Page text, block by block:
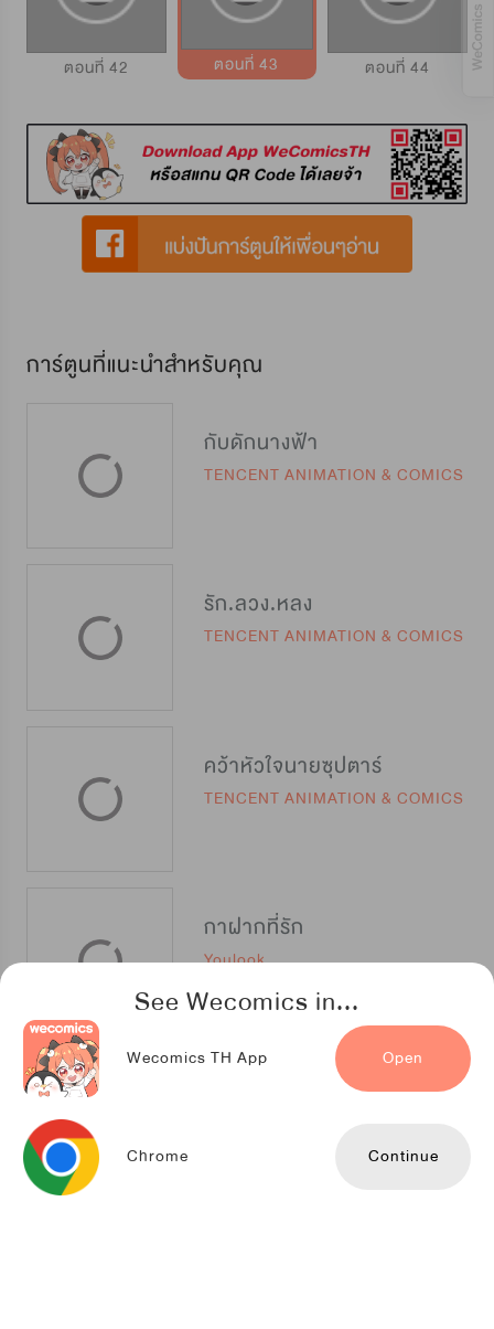
See Wecomics in...
Wecomics TH App Open
Chrome Continue
ตอนที่ 42 ตอนที่ 43 ตอนที่ 44
การ์ตูนที่แนะนำสำหรับคุณ
กับดักนางฟ้า
TENCENT ANIMATION & COMICS
รัก.ลวง.หลง
TENCENT ANIMATION & COMICS
คว้าหัวใจนายซุปตาร์
TENCENT ANIMATION & COMICS
กาฝากที่รัก
Youlook
วิกฤติรัก เพื่อนสนิท